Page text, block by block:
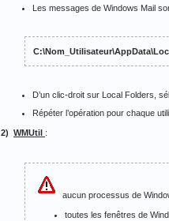
Les messages de Windows Mail
D’un clic-droit sur Local Folders,
Répéter l’opération pour chaque
2) WMUtil :
aucun processus de
toutes les fenêtres de